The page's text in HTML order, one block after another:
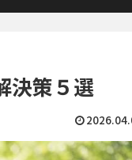
決策５選